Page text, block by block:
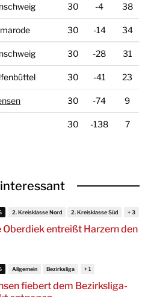
30 -4 38
30 -14 34
30 -28 31
30 -41 23
30 -74 9
30 -138 7
Oberdiek entreißt Harzern den
2. Kreisklasse Nord 2. Kreisklasse Süd
fiebert dem Bezirksliga-
Allgemein Bezirksliga